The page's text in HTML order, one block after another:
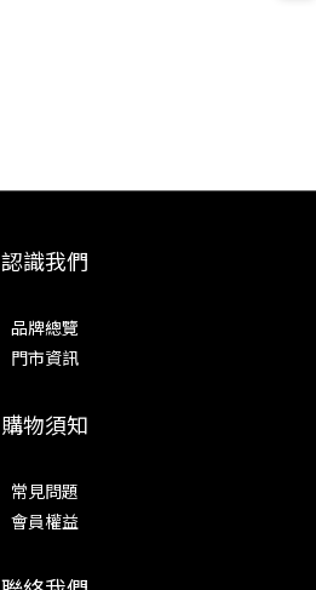
認識我們
品牌總覽
門市資訊
購物須知
常見問題
會員權益